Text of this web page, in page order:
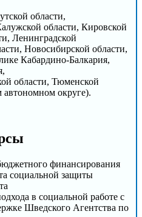
области,
области, Кировской
Ленинградской
Новосибирской области,
Кабардино-Балкария,
области, Тюменской
округе).
финансирования
социальной защиты
в социальной работе с
Шведского Агентства по